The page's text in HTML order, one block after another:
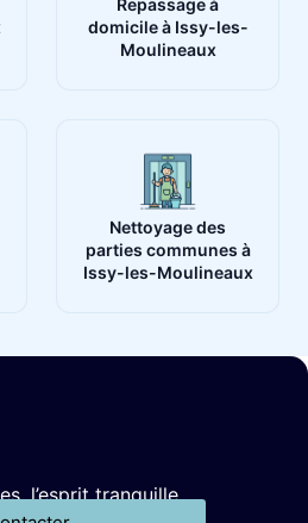
domicile à Issy-les-
Moulineaux
Nettoyage des
parties communes à
Issy-les-Moulineaux
l’esprit tranquille.